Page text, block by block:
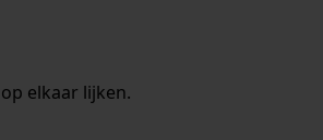
elkaar lijken.